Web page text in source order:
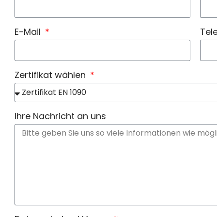
E-Mail
Zertifikat wählen
Ihre Nachricht an uns